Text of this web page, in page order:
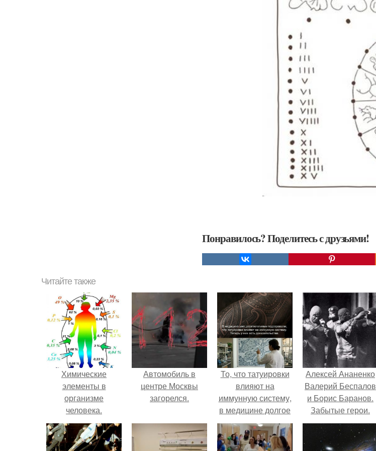
Понравилось? Поделитесь с друзьями!
Читайте также
Химические
элементы в
организме
человека.
Автомобиль в
центре Москвы
загорелся.
То, что татуировки
влияют на
иммунную систему,
в медицине долгое
время
рассматривалось
лишь как гипотеза.
Алексей Ананенко
Валерий Беспалов
и Борис Баранов.
Забытые герои.
Чернобыльские
дайверы.